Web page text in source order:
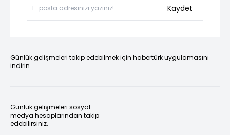
Kaydet
Günlük gelişmeleri takip edebilmek için habertürk uygulamasını
indirin
Günlük gelişmeleri sosyal
medya hesaplarından takip
edebilirsiniz.